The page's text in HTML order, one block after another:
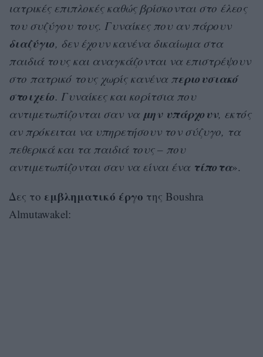
ιατρικές επιπλοκές καθώς βρίσκονται στο έλεος
του συζύγου τους. Γυναίκες που αν πάρουν
διαζύγιο, δεν έχουν κανένα δικαίωμα στα
παιδιά τους και αναγκάζονται να επιστρέψουν
στο πατρικό τους χωρίς κανένα περιουσιακό
στοιχείο. Γυναίκες και κορίτσια που
αντιμετωπίζονται σαν να μην υπάρχουν, εκτός
αν πρόκειται να υπηρετήσουν τον σύζυγο, τα
πεθερικά και τα παιδιά τους – που
αντιμετωπίζονται σαν να είναι ένα τίποτα».
Δες το εμβληματικό έργο της Boushra
Almutawakel: